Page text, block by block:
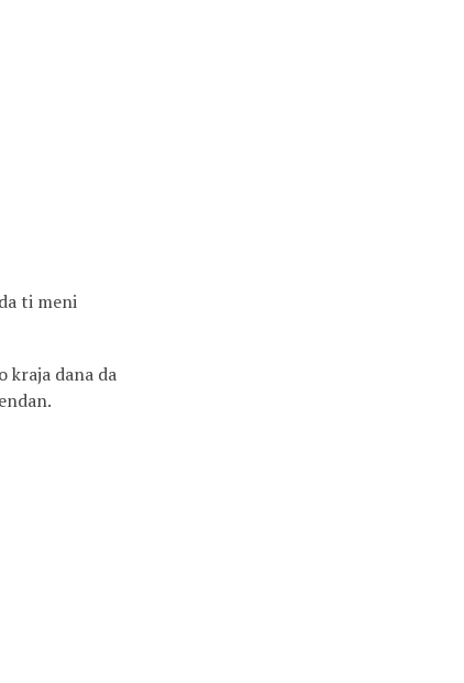
ti meni
kraja dana da